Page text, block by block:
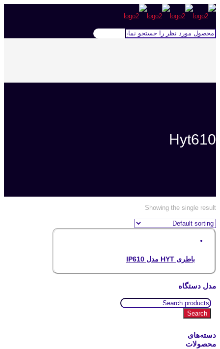
Hyt610
Showing the single result
باطری HYT مدل IP610
مدل دستگاه
Search
for:
Search
دسته‌های
محصولات